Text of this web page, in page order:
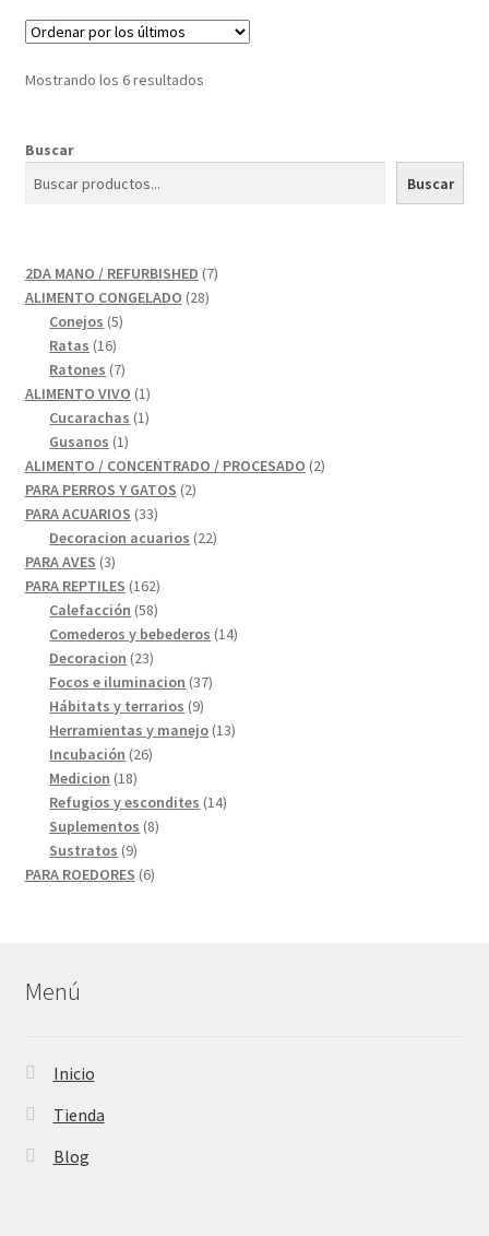
Mostrando los 6 resultados
Buscar
Buscar
2DA MANO / REFURBISHED 77
ALIMENTO CONGELADO 2828
Conejos 55
Ratas 1616
productos
Ratones 77
productos
ALIMENTO VIVO 11
producto
Cucarachas 11
Gusanos 11
producto
ALIMENTO / CONCENTRADO / PROCESADO 22
PARA PERROS Y GATOS 22
PARA ACUARIOS 3333
productos
Decoracion acuarios 2222
PARA AVES 33
productos
PARA REPTILES 162162
productos
Calefacción 5858
productos
Comederos y bebederos 1414
Decoracion 2323
productos
Focos e iluminacion 3737
Hábitats y terrarios 99
productos
Herramientas y manejo 1313
Incubación 2626
Medicion 1818
productos
Refugios y escondites 1414
Suplementos 88
Sustratos 99
productos
PARA ROEDORES 66
Menú
Inicio
Tienda
Blog